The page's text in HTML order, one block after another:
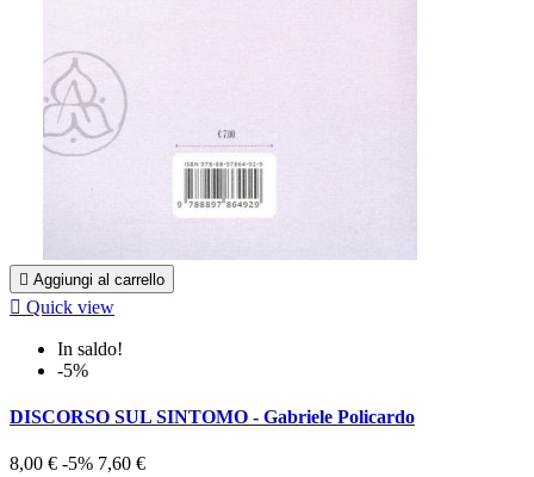
 Aggiungi al carrello
 Quick view
In saldo!
-5%
DISCORSO SUL SINTOMO - Gabriele Policardo
8,00 € -5% 7,60 €